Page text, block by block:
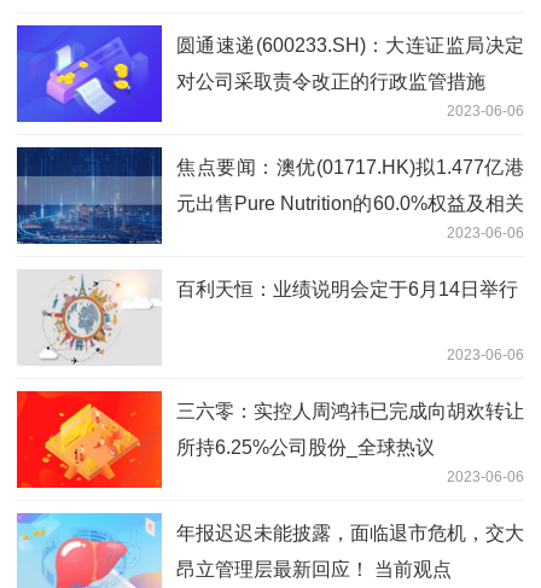
圆通速递(600233.SH)：大连证监局决定
对公司采取责令改正的行政监管措施
2023-06-06
焦点要闻：澳优(01717.HK)拟1.477亿港
元出售Pure Nutrition的60.0%权益及相关
2023-06-06
百利天恒：业绩说明会定于6月14日举行
2023-06-06
三六零：实控人周鸿祎已完成向胡欢转让
所持6.25%公司股份_全球热议
2023-06-06
年报迟迟未能披露，面临退市危机，交大
昂立管理层最新回应！ 当前观点